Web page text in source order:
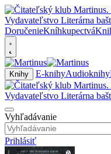
DoručenieKníhkupectvá
Knihy E-knihyAudioknihy
Vyhľadávanie
Prihlásiť